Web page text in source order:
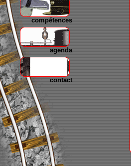
compétences
agenda
contact